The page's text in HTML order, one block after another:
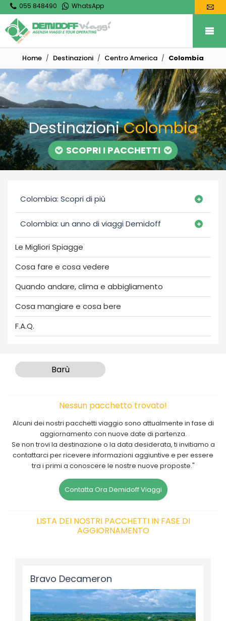
055 848490 WhatsApp
Home Destinazioni Centro America Colombia
DestinazioniColombia
SCOPRI I PACCHETTI
Colombia: Scopri di più
Colombia: un anno di viaggi Demidoff
Le Migliori Spiagge
Cosa fare e cosa vedere
Quando andare, clima e abbigliamento
Cosa mangiare e cosa bere
F.A.Q.
Barù
Nessun pacchetto trovato!
Alcuni dei nostri pacchetti viaggio sono attualmente in fase di
aggiornamento con nuove date di partenza.
Se non trovi la destinazione o la data desiderata, ti invitiamo a
contattarci per ricevere informazioni aggiuntive e per essere
tra i primi a conoscere le nostre nuove proposte."
Contatta Ora Demidoff Viaggi
LISTA DEI NOSTRI PACCHETTI IN FASE DI
AGGIORNAMENTO
Bravo Decameron